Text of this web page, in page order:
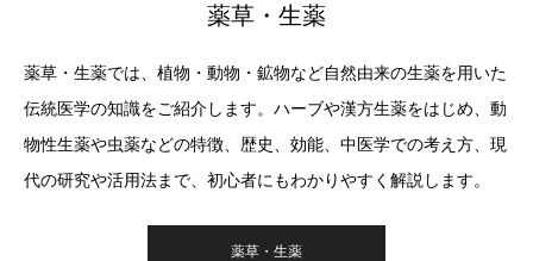
薬草・生薬
薬草・生薬では、植物・動物・鉱物など自然由来の生薬を用いた
伝統医学の知識をご紹介します。ハーブや漢方生薬をはじめ、動
物性生薬や虫薬などの特徴、歴史、効能、中医学での考え方、現
代の研究や活用法まで、初心者にもわかりやすく解説します。
薬草・生薬